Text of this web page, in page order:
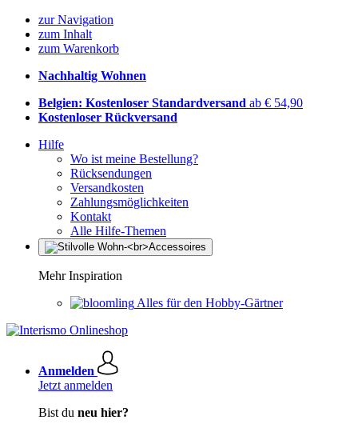
zur Navigation
zum Inhalt
zum Warenkorb
Nachhaltig Wohnen
Belgien: Kostenloser Standardversand ab € 54,90
Kostenloser Rückversand
Hilfe
Wo ist meine Bestellung?
Rücksendungen
Versandkosten
Zahlungsmöglichkeiten
Kontakt
Alle Hilfe-Themen
Mehr Inspiration
Alles für den Hobby-Gärtner
Anmelden
Jetzt anmelden
Bist du neu hier?